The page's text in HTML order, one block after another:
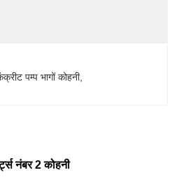
पम्प भागों कोहनी,
नंबर 2 कोहनी